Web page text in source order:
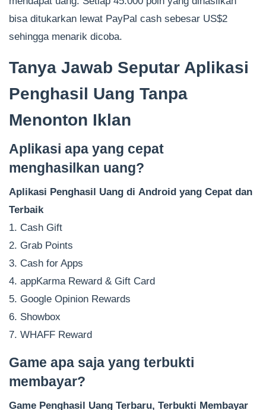
bisa ditukarkan lewat PayPal cash sebesar US$2
sehingga menarik dicoba.
Tanya Jawab Seputar Aplikasi
Penghasil Uang Tanpa
Menonton Iklan
Aplikasi apa yang cepat
menghasilkan uang?
Aplikasi Penghasil Uang di Android yang Cepat dan
Terbaik
1. Cash Gift
2. Grab Points
3. Cash for Apps
4. appKarma Reward & Gift Card
5. Google Opinion Rewards
6. Showbox
7. WHAFF Reward
Game apa saja yang terbukti
membayar?
Game Penghasil Uang Terbaru, Terbukti Membayar